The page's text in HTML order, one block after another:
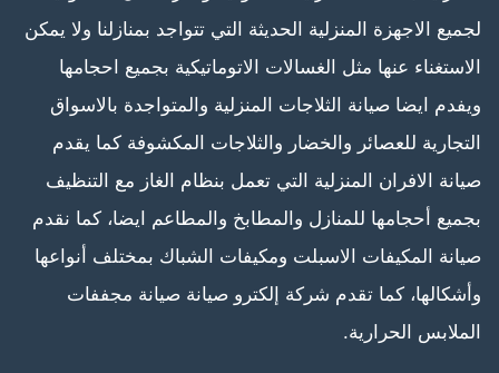
لجميع الاجهزة المنزلية الحديثة التي تتواجد بمنازلنا ولا يمكن
الاستغناء عنها مثل الغسالات الاتوماتيكية بجميع احجامها
ويفدم ايضا صيانة الثلاجات المنزلية والمتواجدة بالاسواق
التجارية للعصائر والخضار والثلاجات المكشوفة كما يقدم
صيانة الافران المنزلية التي تعمل بنظام الغاز مع التنظيف
بجميع أحجامها للمنازل والمطابخ والمطاعم ايضا، كما نقدم
صيانة المكيفات الاسبلت ومكيفات الشباك بمختلف أنواعها
وأشكالها، كما تقدم شركة إلكترو صيانة صيانة مجففات
الملابس الحرارية.